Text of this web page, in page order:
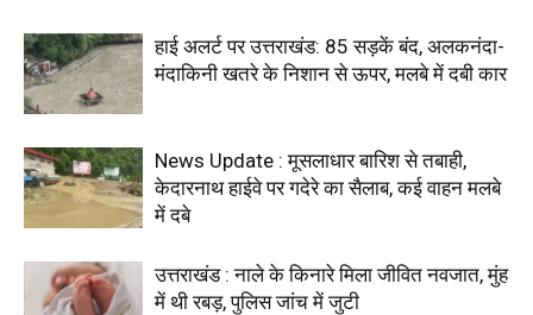
हाई अलर्ट पर उत्तराखंड: 85 सड़कें बंद, अलकनंदा-
मंदाकिनी खतरे के निशान से ऊपर, मलबे में दबी कार
News Update : मूसलाधार बारिश से तबाही,
केदारनाथ हाईवे पर गदेरे का सैलाब, कई वाहन मलबे
में दबे
उत्तराखंड : नाले के किनारे मिला जीवित नवजात, मुंह
में थी रबड़, पुलिस जांच में जुटी